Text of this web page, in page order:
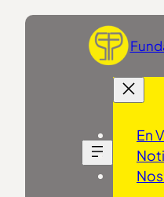
Saltar
En